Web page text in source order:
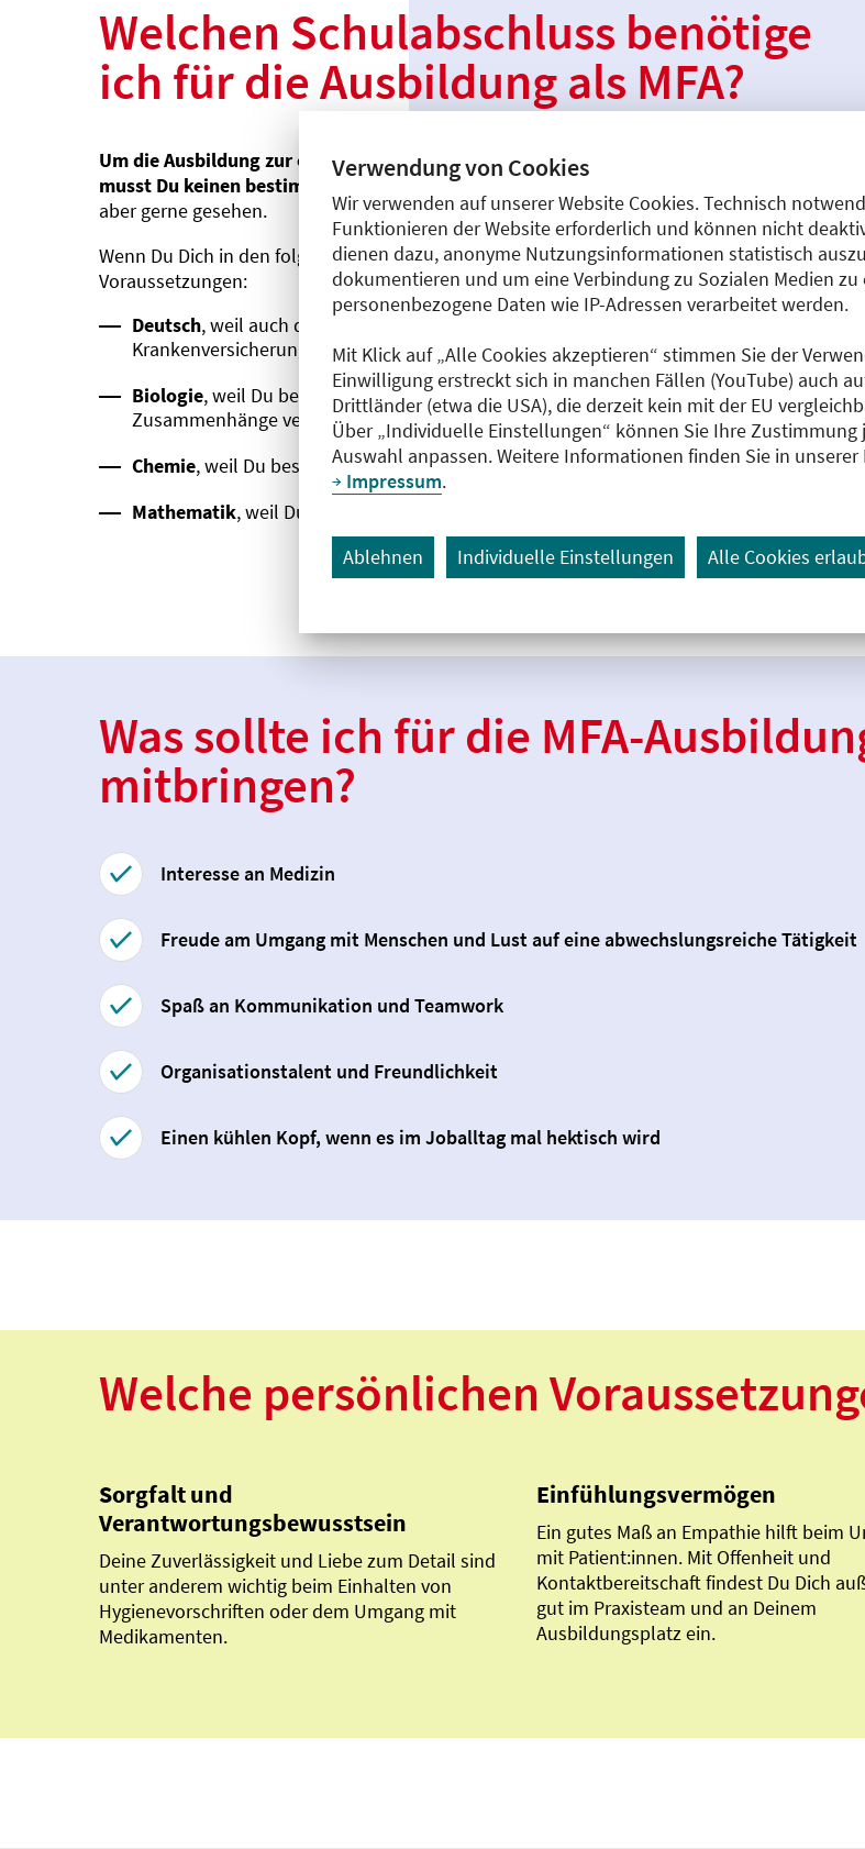
Verwendung von Cookies
Wir verwenden auf unserer Website Cookies. Technisch
Funktionieren der Website erforderlich und können nicht
dienen dazu, anonyme Nutzungsinformationen statistisch
dokumentieren und um eine Verbindung zu Sozialen Medien
personenbezogene Daten wie IP-Adressen verarbeitet werden.
Mit Klick auf „Alle Cookies akzeptieren“ stimmen Sie der
Einwilligung erstreckt sich in manchen Fällen (YouTube) auch
Drittländer (etwa die USA), die derzeit kein mit der EU
Über „Individuelle Einstellungen“ können Sie Ihre
Auswahl anpassen. Weitere Informationen finden Sie in
Impressum.
Ablehnen Individuelle Einstellungen Alle Cookies
Welchen Schulabschluss benötige
ich für die Ausbildung als MFA?
Um die Ausbildung zur oder zum Medizinischen Fachangestellten (MFA) zu beginnen,
musst Du keinen bestimmten Schulabschluss haben.
aber gerne gesehen.
Wenn Du Dich in den folgenden Schulfächern gut auskennst, hast Du bereits gute
Voraussetzungen:
Deutsch, weil auch der Schriftverkehr mit Patient:innen oder
Krankenversicherungen zu den Aufgaben einer oder eines MFA gehört.
Biologie, weil Du bei Untersuchungen assistierst und medizinische
Zusammenhänge verstehen lernst.
Chemie, weil Du bestimmte Tätigkeiten im Labor ausführst.
Mathematik, weil Du beispielsweise bei der Quartalsabrechnung unterstützt.
Was sollte ich für die MFA-
mitbringen?
Interesse an Medizin
Freude am Umgang mit Menschen und Lust auf eine abwechslungsreiche Tätigkeit
Spaß an Kommunikation und Teamwork
Organisationstalent und Freundlichkeit
Einen kühlen Kopf, wenn es im Joballtag mal hektisch wird
Welche persönlichen
Sorgfalt und
Verantwortungsbewusstsein
Deine Zuverlässigkeit und Liebe zum Detail sind
unter anderem wichtig beim Einhalten von
Hygienevorschriften oder dem Umgang mit
Medikamenten.
Einfühlungsvermögen
Ein gutes Maß an Empathie hilft beim
mit Patient:innen. Mit Offenheit und
Kontaktbereitschaft findest Du Dich
gut im Praxisteam und an Deinem
Ausbildungsplatz ein.